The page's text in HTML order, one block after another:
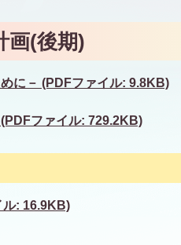
画(後期)
に－ (PDFファイル: 9.8KB)
ファイル: 729.2KB)
ル: 16.9KB)